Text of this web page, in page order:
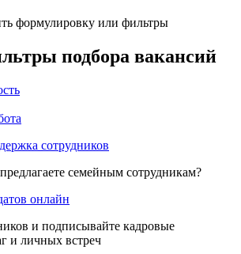
формулировку или фильтры
подбора вакансий
сотрудников
семейным сотрудникам?
онлайн
и подписывайте кадровые
и личных встреч